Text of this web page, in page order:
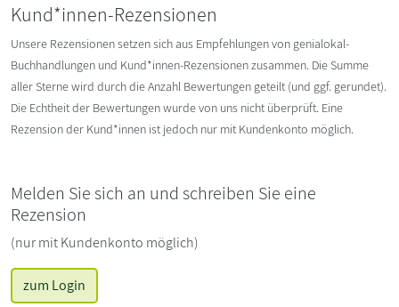
Kund*innen-Rezensionen
Unsere Rezensionen setzen sich aus Empfehlungen von genialokal-
Buchhandlungen und Kund*innen-Rezensionen zusammen. Die Summe
aller Sterne wird durch die Anzahl Bewertungen geteilt (und ggf. gerundet).
Die Echtheit der Bewertungen wurde von uns nicht überprüft. Eine
Rezension der Kund*innen ist jedoch nur mit Kundenkonto möglich.
Melden Sie sich an und schreiben Sie eine
Rezension
(nur mit Kundenkonto möglich)
zum Login